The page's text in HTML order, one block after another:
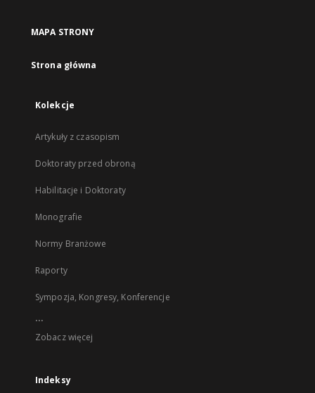
MAPA STRONY
Strona główna
Kolekcje
Artykuły z czasopism
Doktoraty przed obroną
Habilitacje i Doktoraty
Monografie
Normy Branżowe
Raporty
Sympozja, Kongresy, Konferencje
...
Zobacz więcej
Indeksy